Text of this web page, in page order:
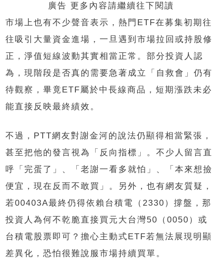
廣告 更多內容請繼續往下閱讀
市場上也有不少聲音表示，熱門ETF在募集初期往
往吸引大量資金進場，一旦遇到市場拉回或持股修
正，淨值短線波動其實相當正常。部分投資人認
為，現階段是否真的需要急著成立「自救會」仍有
待觀察，畢竟ETF屬於中長線商品，短期漲跌未必
能直接反映最終績效。
不過，PTT網友對謝金河的說法仍顯得相當緊張，
甚至把他的發言視為「反向指標」。不少人留言直
呼「完蛋了」、「老謝一看多就怕」、「本來想撿
便宜，現在反而不敢買」。另外，也有網友質疑，
若00403A最終仍得依賴台積電（2330）撐盤，那
投資人為何不乾脆直接買元大台灣50（0050）或
台積電股票即可？擔心主動式ETF若無法展現明顯
差異化，恐怕很難說服市場持續買單。